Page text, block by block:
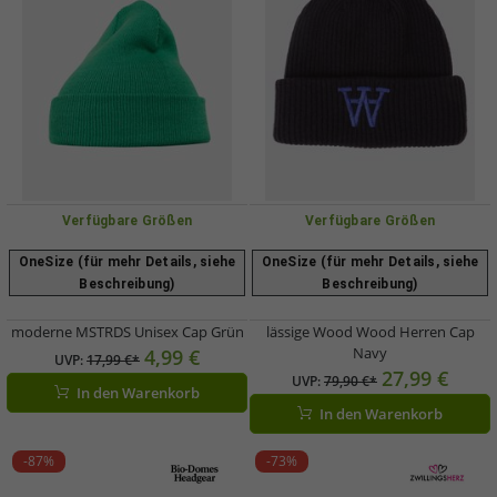
Verfügbare Größen
OneSize (für mehr Details, siehe
Beschreibung)
moderne MSTRDS Unisex Cap Grün
UVP:17,99 €* 4,99 €
In den Warenkorb
Verfügbare Größen
OneSize (für mehr Details, siehe
Beschreibung)
lässige Wood Wood Herren Cap
Navy
UVP:79,90 €* 27,99 €
In den Warenkorb
-87% -73%